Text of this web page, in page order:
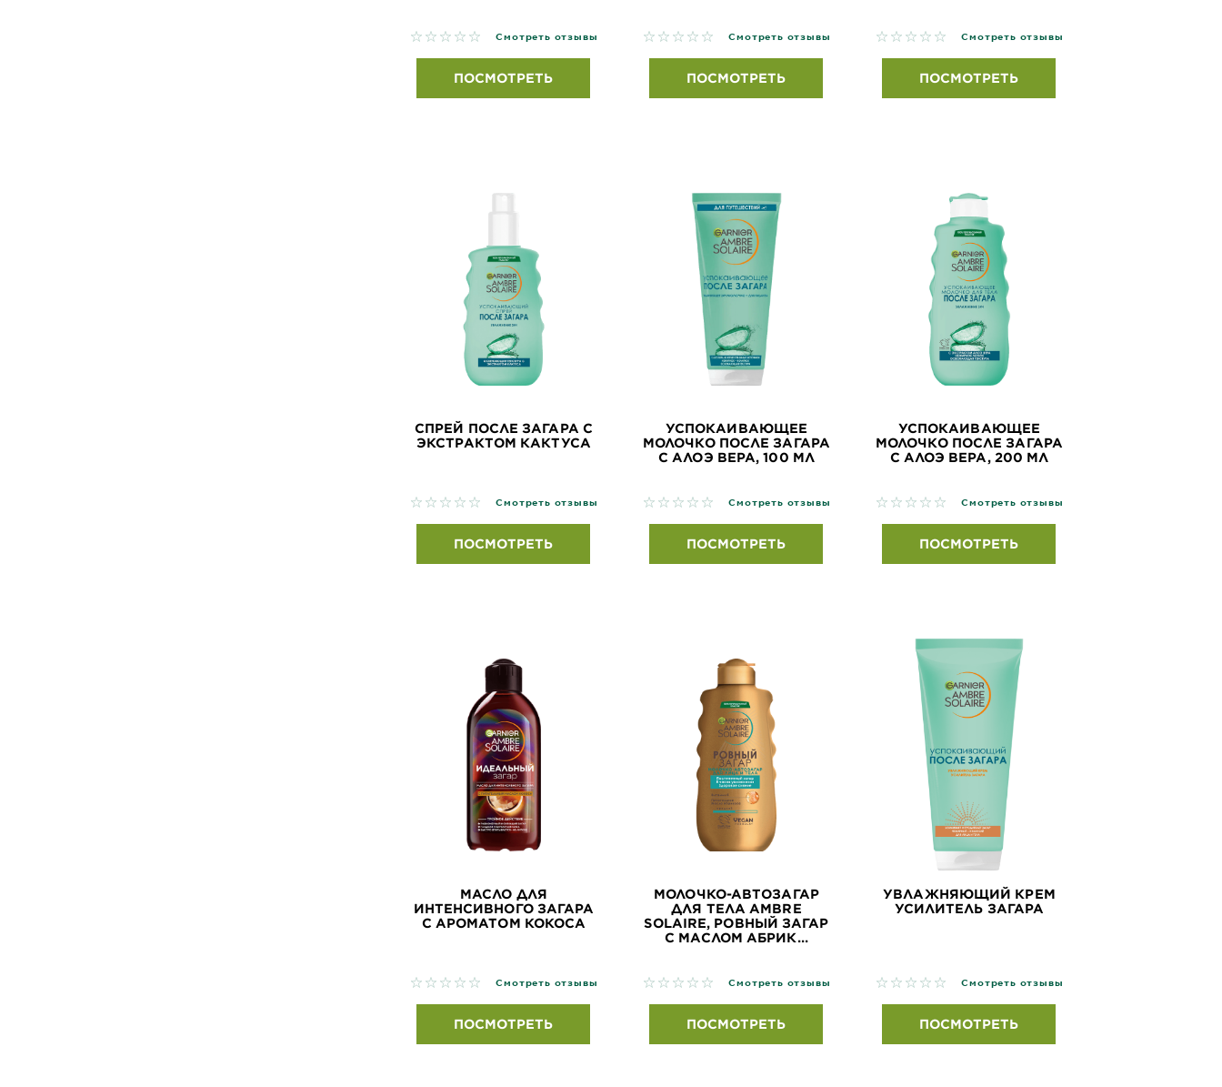
No reviews Смотреть отзывы
ПОСМОТРЕТЬ
No reviews Смотреть отзывы
ПОСМОТРЕТЬ
No reviews Смотреть отзывы
ПОСМОТРЕТЬ
СПРЕЙ ПОСЛЕ ЗАГАРА С
ЭКСТРАКТОМ КАКТУСА
No reviews Смотреть отзывы
ПОСМОТРЕТЬ
УСПОКАИВАЮЩЕЕ
МОЛОЧКО ПОСЛЕ ЗАГАРА
С АЛОЭ ВЕРА, 100 МЛ
No reviews Смотреть отзывы
ПОСМОТРЕТЬ
УСПОКАИВАЮЩЕЕ
МОЛОЧКО ПОСЛЕ ЗАГАРА
С АЛОЭ ВЕРА, 200 МЛ
No reviews Смотреть отзывы
ПОСМОТРЕТЬ
МАСЛО ДЛЯ
ИНТЕНСИВНОГО ЗАГАРА
С АРОМАТОМ КОКОСА
No reviews Смотреть отзывы
ПОСМОТРЕТЬ
МОЛОЧКО-АВТОЗАГАР
ДЛЯ ТЕЛА AMBRE
SOLAIRE, РОВНЫЙ ЗАГАР
С МАСЛОМ АБРИК...
No reviews Смотреть отзывы
ПОСМОТРЕТЬ
УВЛАЖНЯЮЩИЙ КРЕМ
УСИЛИТЕЛЬ ЗАГАРА
No reviews Смотреть отзывы
ПОСМОТРЕТЬ